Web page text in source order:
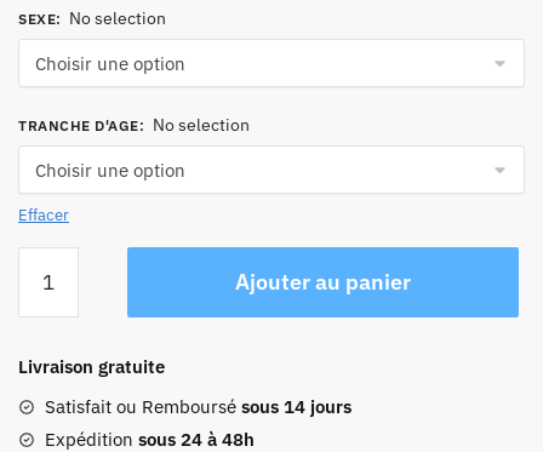
SEXE: No selection
TRANCHE D'AGE: No selection
Effacer
Sac
Cuir
Femme
Lena
Ajouter au panier
Livraison gratuite
Satisfait ou Remboursé sous 14 jours
Expédition sous 24 à 48h